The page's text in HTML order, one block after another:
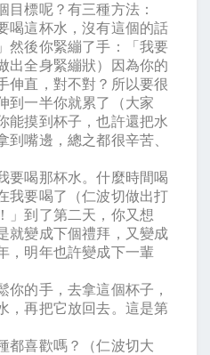
目標呢？有三種方法：
喝這杯水，沒有這個的話
然後你緊繃了手：「我要
出全身緊繃狀）因為你的
伸直，對不對？所以要很
到一半你就累了（大家
能摸到杯子，也許還把水
到嘴邊，總之都很辛苦、
要喝那杯水。什麼時間喝
我要喝了（仁波切做出打
」到了第二天，你又想
就變成下個禮拜，又變成
，明年也許變成下一輩
你的手，去拿這個杯子，
，再把它放回去。這是第
都喜歡嗎？（仁波切大